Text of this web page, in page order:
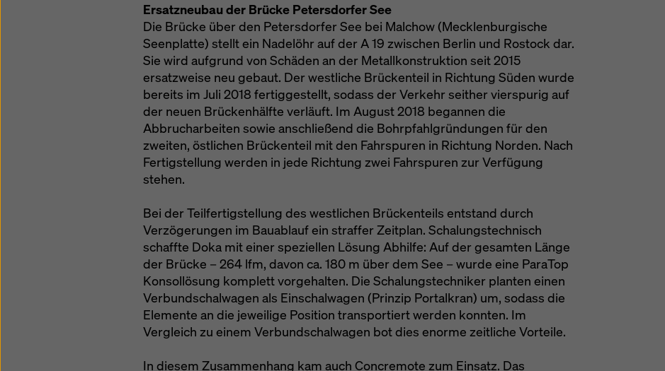
Ersatzneubau der Brücke Petersdorfer See
Die Brücke über den Petersdorfer See bei Malchow (Mecklenburgische
Seenplatte) stellt ein Nadelöhr auf der A 19 zwischen Berlin und Rostock dar.
Sie wird aufgrund von Schäden an der Metallkonstruktion seit 2015
ersatzweise neu gebaut. Der westliche Brückenteil in Richtung Süden wurde
bereits im Juli 2018 fertiggestellt, sodass der Verkehr seither vierspurig auf
der neuen Brückenhälfte verläuft. Im August 2018 begannen die
Abbrucharbeiten sowie anschließend die Bohrpfahlgründungen für den
zweiten, östlichen Brückenteil mit den Fahrspuren in Richtung Norden. Nach
Fertigstellung werden in jede Richtung zwei Fahrspuren zur Verfügung
stehen.
Bei der Teilfertigstellung des westlichen Brückenteils entstand durch
Verzögerungen im Bauablauf ein straffer Zeitplan. Schalungstechnisch
schaffte Doka mit einer speziellen Lösung Abhilfe: Auf der gesamten Länge
der Brücke – 264 lfm, davon ca. 180 m über dem See – wurde eine ParaTop
Konsollösung komplett vorgehalten. Die Schalungstechniker planten einen
Verbundschalwagen als Einschalwagen (Prinzip Portalkran) um, sodass die
Elemente an die jeweilige Position transportiert werden konnten. Im
Vergleich zu einem Verbundschalwagen bot dies enorme zeitliche Vorteile.
In diesem Zusammenhang kam auch Concremote zum Einsatz. Das